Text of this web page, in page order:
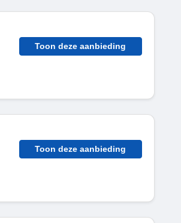
Toon deze aanbieding
Toon deze aanbieding